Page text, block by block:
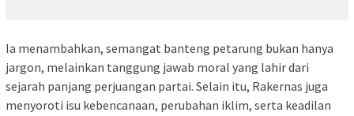
Ia menambahkan, semangat banteng petarung bukan hanya
jargon, melainkan tanggung jawab moral yang lahir dari
sejarah panjang perjuangan partai. Selain itu, Rakernas juga
menyoroti isu kebencanaan, perubahan iklim, serta keadilan